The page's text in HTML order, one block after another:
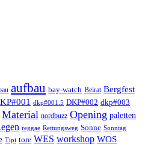
aufbau bay-watch Beirat Bergfest
dkp#001.5 DKP#002 dkp#003
Material nordbuzz Opening paletten
reggae Rettungsweg Sonne Sonntag
Tipi tore WES workshop WOS